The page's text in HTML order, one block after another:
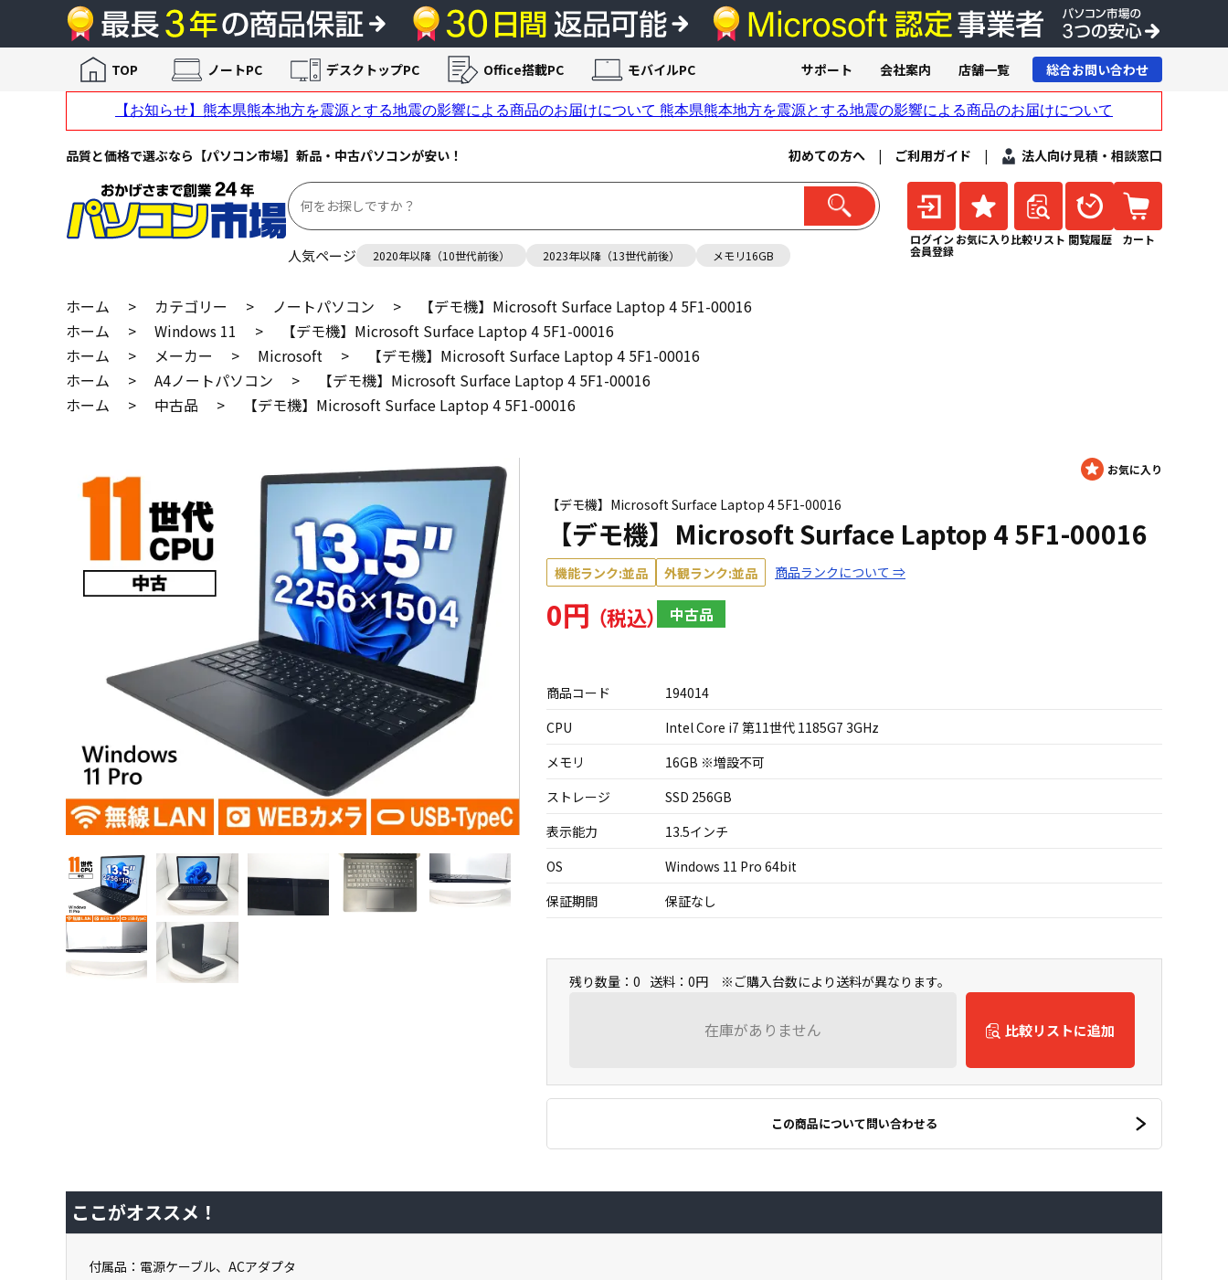
品質と価格で選ぶなら【パソコン市場】新品・中古パソコンが安い！ 初めての方へ | ご利用ガイド | 法人向け見積・相談窓口
人気ページ 2020年以降（10世代前後） 2023年以降（13世代前後） メモリ16GB
ログイン
会員登録
お気に入り 比較リスト 閲覧履歴 カート
TOP ノートPC デスクトップPC Office搭載PC モバイルPC サポート 会社案内 店舗一覧 総合お問い合わせ
ホーム > カテゴリー > ノートパソコン >
【デモ機】Microsoft Surface Laptop 4 5F1-00016
ホーム
> Windows 11 >
【デモ機】Microsoft Surface Laptop 4 5F1-00016
ホーム
> メーカー > Microsoft >
【デモ機】Microsoft Surface Laptop 4 5F1-00016
ホーム
> A4ノートパソコン >
【デモ機】Microsoft Surface Laptop 4 5F1-00016
ホーム
> 中古品 > 【デモ機】Microsoft Surface Laptop 4 5F1-00016
【デモ機】Microsoft Surface Laptop 4 5F1-00016
【デモ機】Microsoft Surface Laptop 4 5F1-00016
機能ランク:並品 外観ランク:並品 商品ランクについて ⇒
0円 中古品
商品コード
194014
CPU
Intel Core i7 第11世代 1185G7 3GHz
メモリ
16GB ※増設不可
ストレージ
SSD 256GB
表示能力
13.5インチ
OS
Windows 11 Pro 64bit
保証期間
保証なし
残り数量：0 送料：0円 ※ご購入台数により送料が異なります。
在庫がありません 比較リストに追加
この商品について問い合わせる
ここがオススメ！
付属品：電源ケーブル、ACアダプタ